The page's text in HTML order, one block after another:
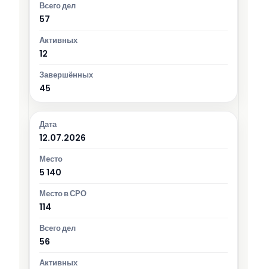
57
12
45
12.07.2026
5 140
114
56